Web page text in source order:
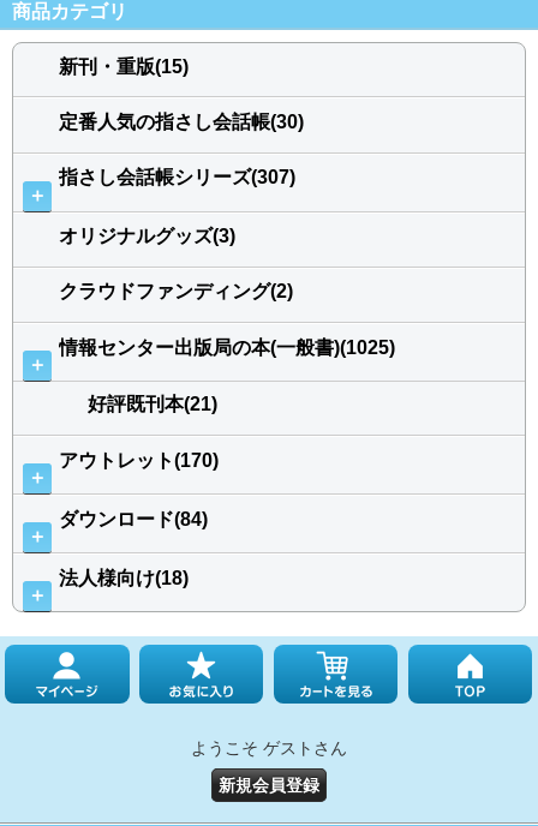
商品カテゴリ
新刊・重版(15)
定番人気の指さし会話帳(30)
＋
指さし会話帳シリーズ(307)
オリジナルグッズ(3)
クラウドファンディング(2)
＋
情報センター出版局の本(一般書)(1025)
好評既刊本(21)
＋
アウトレット(170)
＋
ダウンロード(84)
＋
法人様向け(18)
ようこそ ゲストさん
新規会員登録